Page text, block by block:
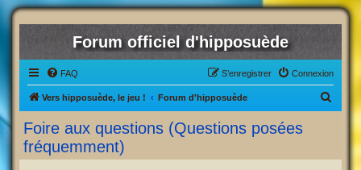
Forum officiel d'hipposuède
FAQ Connexion
S’enregistrer
Vers hipposuède, le jeu ! Forum d'hipposuède
Foire aux questions (Questions posées
fréquemment)